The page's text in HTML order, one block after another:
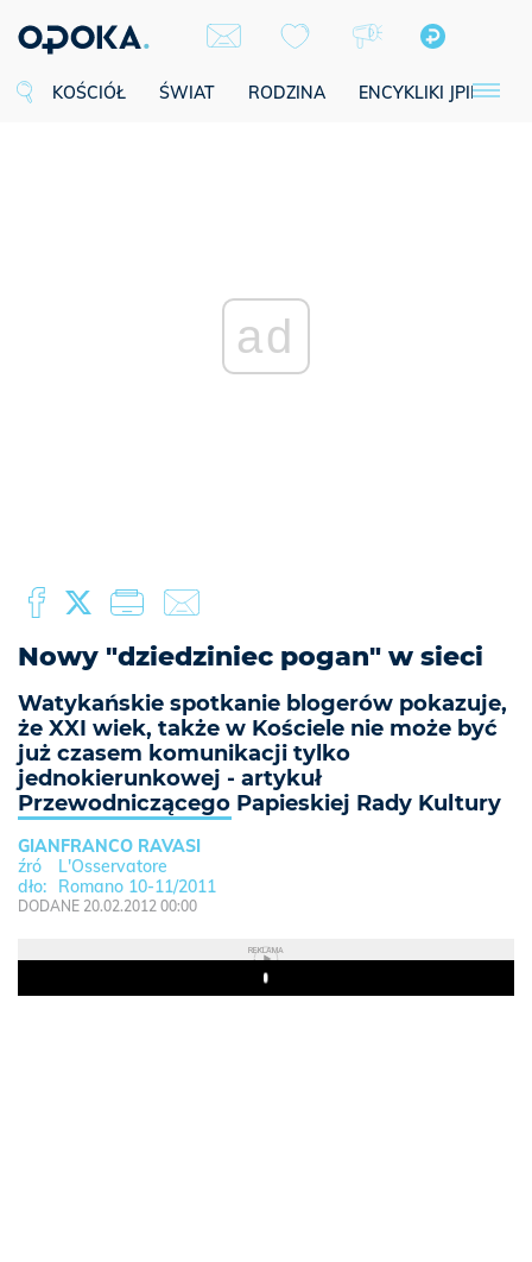
KOŚCIÓŁ ŚWIAT RODZINA ENCYKLIKI JPII
ad
Nowy "dziedziniec pogan" w sieci
Watykańskie spotkanie blogerów pokazuje,
że XXI wiek, także w Kościele nie może być
już czasem komunikacji tylko
jednokierunkowej - artykuł
Przewodniczącego Papieskiej Rady Kultury
GIANFRANCO RAVASI
L'Osservatore
Romano 10-11/2011
DODANE 20.02.2012 00:00
REKLAMA
Play